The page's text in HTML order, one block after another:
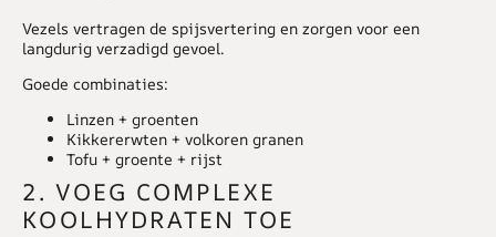
Vezels vertragen de spijsvertering en zorgen voor een
langdurig verzadigd gevoel.
Goede combinaties:
Linzen + groenten
Kikkererwten + volkoren granen
Tofu + groente + rijst
2. VOEG COMPLEXE
KOOLHYDRATEN TOE